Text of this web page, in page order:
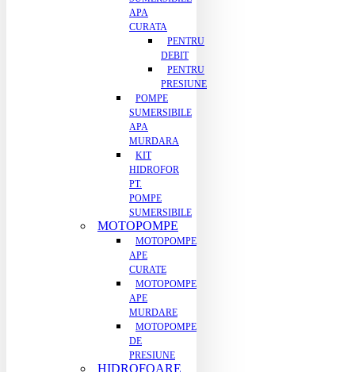
APA
CURATA
PENTRU
DEBIT
PENTRU
PRESIUNE
POMPE
SUMERSIBILE
APA
MURDARA
KIT
HIDROFOR
PT.
POMPE
SUMERSIBILE
MOTOPOMPE
MOTOPOMPE
APE
CURATE
MOTOPOMPE
APE
MURDARE
MOTOPOMPE
DE
PRESIUNE
HIDROFOARE